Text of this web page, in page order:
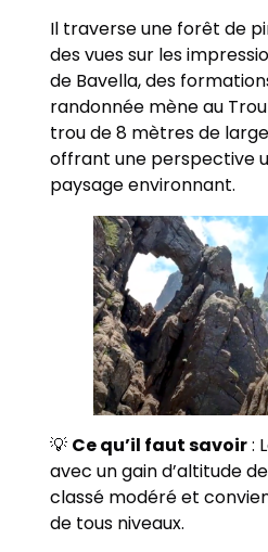
Il traverse une forêt de
des vues sur les
de Bavella, des
randonnée mène au
trou de 8 mètres de
offrant une perspective
paysage environnant.
💡 Ce qu’il faut savoir:
avec un gain d’altitude
classé modéré et
de tous niveaux.